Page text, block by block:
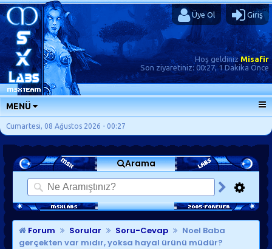
Üye Ol Giriş
Hoş geldinizMisafir
Son ziyaretiniz: 00:27, 1 Dakika Önce
MENÜ
ANA SAYFA
FORUMLAR
SORU-CEVAP
GÜNLÜKLER
SON MESAJLAR
KISAYOLLAR
Cumartesi, 08 Ağustos 2026 - 00:27
Arama
Forum Sorular Soru-Cevap
Noel Baba
gerçekten var mıdır, yoksa hayal ürünü müdür?